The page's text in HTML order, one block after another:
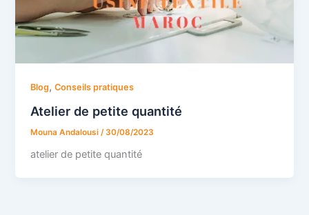
Blog,Conseils pratiques
Atelier de petite quantité
Mouna Andalousi / 30/08/2023
atelier de petite quantité